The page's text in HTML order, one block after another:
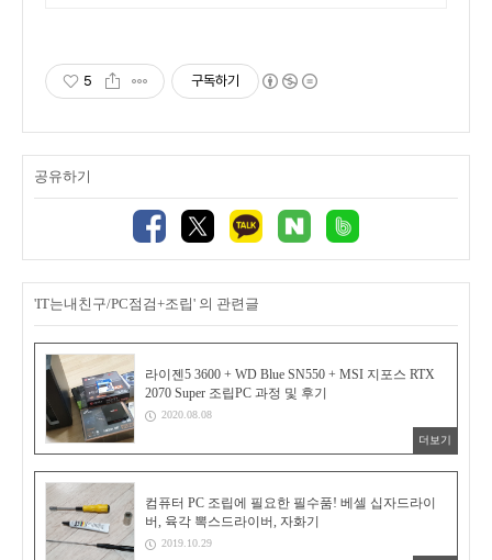
5 구독하기
공유하기
'IT는내친구/PC점검+조립' 의 관련글
라이젠5 3600 + WD Blue SN550 + MSI 지포스 RTX
2070 Super 조립PC 과정 및 후기
2020.08.08
더보기
컴퓨터 PC 조립에 필요한 필수품! 베셀 십자드라이
버, 육각 뽁스드라이버, 자화기
2019.10.29